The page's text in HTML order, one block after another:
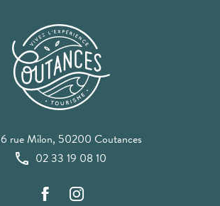
6 rue Milon, 50200 Coutances
02 33 19 08 10